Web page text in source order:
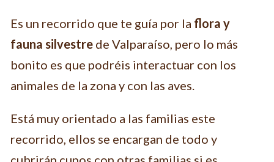
Es un recorrido que te guía por la flora y
fauna silvestre de Valparaíso, pero lo más
bonito es que podréis interactuar con los
animales de la zona y con las aves.
Está muy orientado a las familias este
recorrido, ellos se encargan de todo y